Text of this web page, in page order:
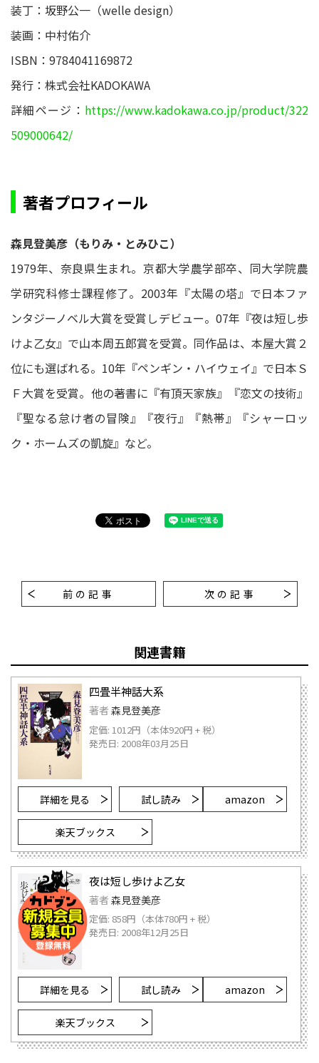
装丁：坂野公一（welle design）
装画：中村佑介
ISBN：9784041169872
発行：株式会社KADOKAWA
詳細ページ： https://www.kadokawa.co.jp/product/322
509000642/
著者プロフィール
森見登美彦（もりみ・とみひこ）
1979年、奈良県生まれ。京都大学農学部卒、同大学院農
学研究科修士課程修了。2003年『太陽の塔』で日本ファ
ンタジーノベル大賞を受賞しデビュー。07年『夜は短し歩
けよ乙女』で山本周五郎賞を受賞。同作品は、本屋大賞２
位にも選ばれる。10年『ペンギン・ハイウェイ』で日本Ｓ
Ｆ大賞を受賞。他の著書に『有頂天家族』『恋文の技術』
『聖なる怠け者の冒険』『夜行』『熱帯』『シャーロッ
ク・ホームズの凱旋』など。
前の記事 次の記事
関連書籍
四畳半神話大系
著者 森見登美彦
定価: 1012円（本体920円 + 税）
発売日: 2008年03月25日
詳細を見る 試し読み amazon
楽天ブックス
夜は短し歩けよ乙女
著者 森見登美彦
定価: 858円（本体780円 + 税）
発売日: 2008年12月25日
詳細を見る 試し読み amazon
楽天ブックス